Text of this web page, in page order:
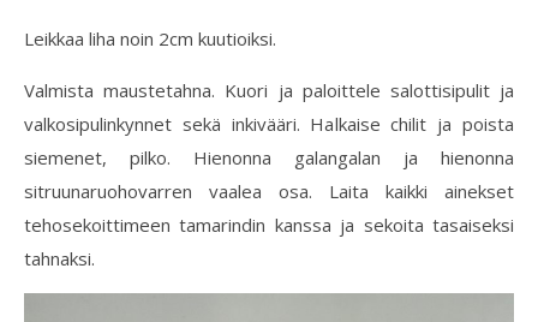
Leikkaa liha noin 2cm kuutioiksi.
Valmista maustetahna. Kuori ja paloittele salottisipulit ja
valkosipulinkynnet sekä inkivääri. Halkaise chilit ja poista
siemenet, pilko. Hienonna galangalan ja hienonna
sitruunaruohovarren vaalea osa. Laita kaikki ainekset
tehosekoittimeen tamarindin kanssa ja sekoita tasaiseksi
tahnaksi.